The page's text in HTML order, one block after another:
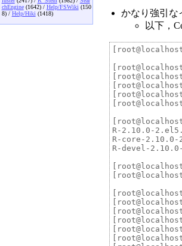
かなり強引な
以下，
R-2.10.0-
R-core-
R-devel-
chEngine(1642) / Help/FSWiki (150
8) / Help/Hiki (1418)